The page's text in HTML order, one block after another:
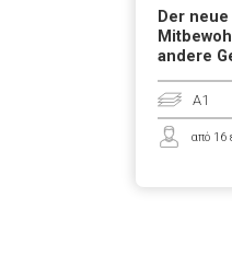
Der neue
andere
A1
από 16